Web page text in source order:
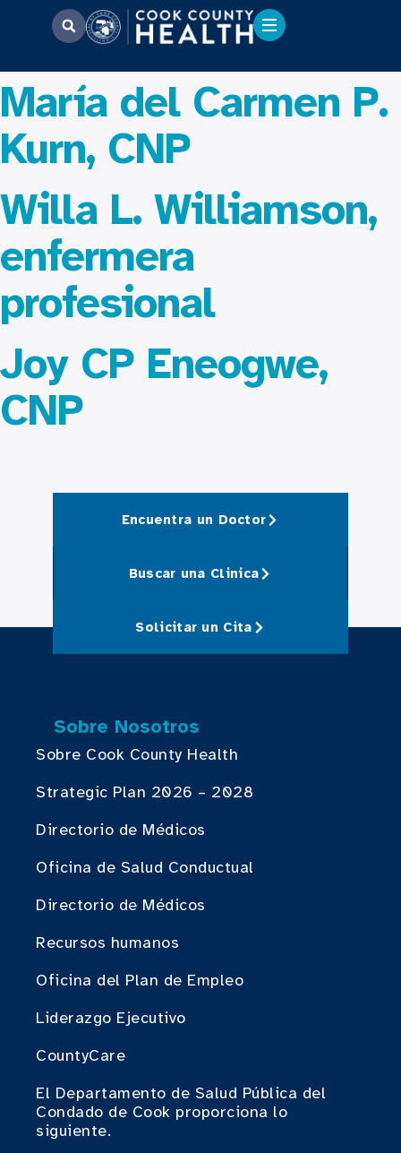
María del Carmen P.
Kurn, CNP
Willa L. Williamson,
enfermera
profesional
Joy CP Eneogwe,
CNP
Encuentra un Doctor
Buscar una Clinica
Solicitar un Cita
Sobre Nosotros
Sobre Cook County Health
Strategic Plan 2026 – 2028
Directorio de Médicos
Oficina de Salud Conductual
Directorio de Médicos
Recursos humanos
Oficina del Plan de Empleo
Liderazgo Ejecutivo
CountyCare
El Departamento de Salud Pública del
Condado de Cook proporciona lo
siguiente.